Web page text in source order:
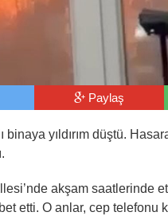
Paylaş
binaya yıldırım düştü.
akşam saatlerinde
etti. O anlar, cep telefonu